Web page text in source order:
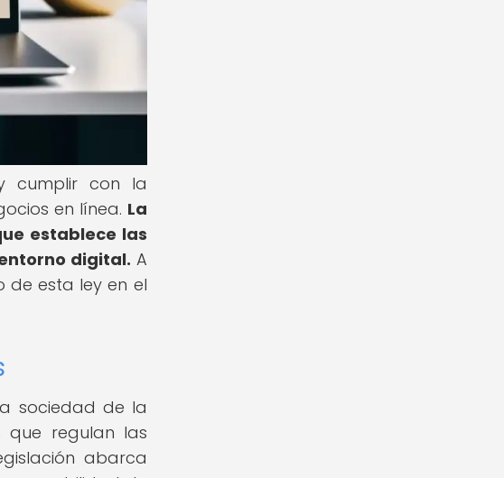
cumplir con la
en línea. La
establece las
digital. A
de esta ley en el
sociedad de la
que regulan las
abarca